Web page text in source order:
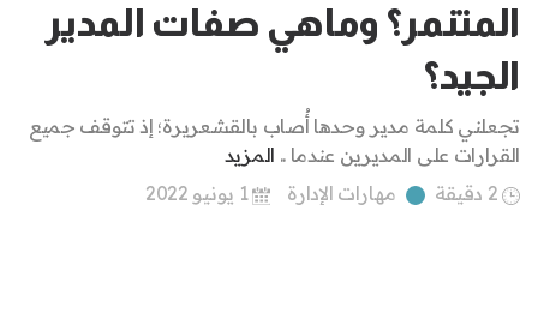
المتنمر؟ وماهي صفات المدير
الجيد؟
تجعلني كلمة مدير وحدها أُصاب بالقشعريرة؛ إذ تتوقف جميع
القرارات على المديرين عندما .. المزيد
2 دقيقة
مهارات الإدارة 1 يونيو 2022